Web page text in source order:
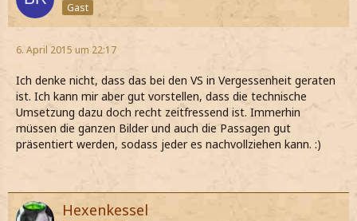
Gast
6. April 2015 um 22:17
Ich denke nicht, dass das bei den VS in Vergessenheit geraten
ist. Ich kann mir aber gut vorstellen, dass die technische
Umsetzung dazu doch recht zeitfressend ist. Immerhin
müssen die ganzen Bilder und auch die Passagen gut
präsentiert werden, sodass jeder es nachvollziehen kann. :)
Hexenkessel